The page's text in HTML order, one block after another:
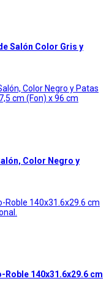
Salón Color Gris y
Color Negro y
Roble 140x31.6x29.6 cm